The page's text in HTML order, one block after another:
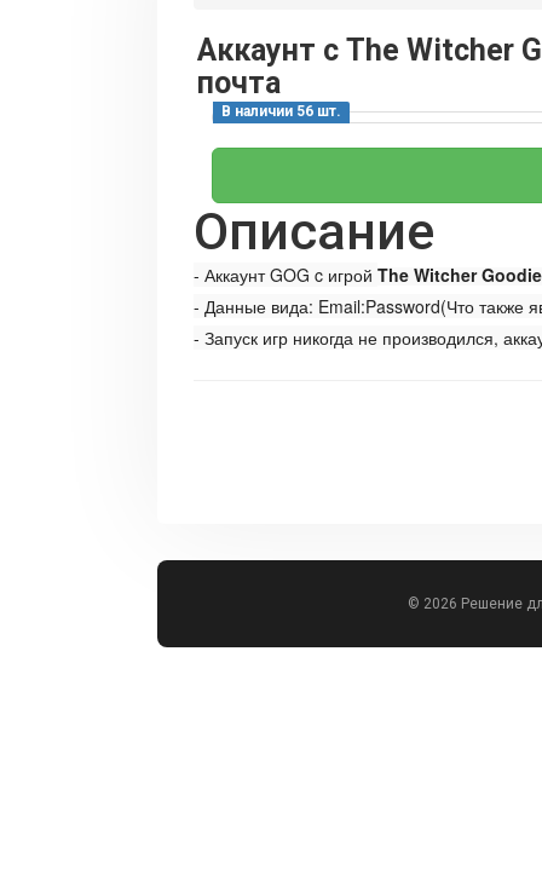
Аккаунт с The Witcher
почта
В наличии 56 шт.
Описание
- Аккаунт GOG c игрой The Witcher
- Данные вида: Email:Password(Что также
- Запуск игр никогда не производился,
© 2026 Решение